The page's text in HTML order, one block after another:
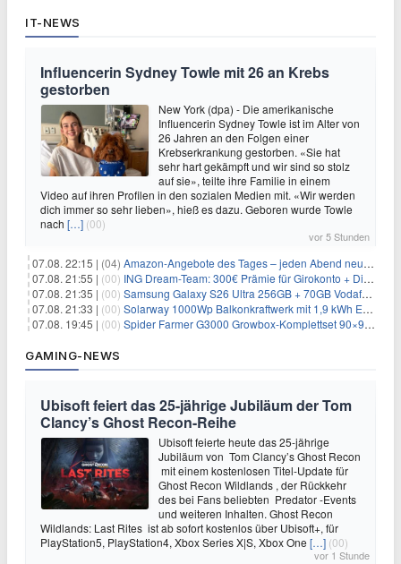
IT-NEWS
Influencerin Sydney Towle mit 26 an Krebs
gestorben
New York (dpa) - Die amerikanische
Influencerin Sydney Towle ist im Alter von
26 Jahren an den Folgen einer
Krebserkrankung gestorben. «Sie hat
sehr hart gekämpft und wir sind so stolz
auf sie», teilte ihre Familie in einem
Video auf ihren Profilen in den sozialen Medien mit. «Wir werden
dich immer so sehr lieben», hieß es dazu. Geboren wurde Towle
nach […] (00)
vor 5 Stunden
07.08. 22:15 | (04) Amazon-Angebote des Tages – jeden Abend neue Deals zum Stöbern
07.08. 21:55 | (00) ING Dream-Team: 300€ Prämie für Girokonto + Direkt-Depot
07.08. 21:35 | (00) Samsung Galaxy S26 Ultra 256GB + 70GB Vodafone-Netz für 34,99€/Monat (effektiv 4,74€/Monat)
07.08. 21:33 | (00) Solarway 1000Wp Balkonkraftwerk mit 1,9 kWh EcoFlow-Speicher für 719€ + 30€ Filial-Gutschein
07.08. 19:45 | (00) Spider Farmer G3000 Growbox-Komplettset 90×90×180 cm für 379,99€
GAMING-NEWS
Ubisoft feiert das 25-jährige Jubiläum der Tom
Clancy’s Ghost Recon-Reihe
Ubisoft feierte heute das 25-jährige
Jubiläum von Tom Clancy’s Ghost Recon
mit einem kostenlosen Titel-Update für
Ghost Recon Wildlands , der Rückkehr
des bei Fans beliebten Predator -Events
und weiteren Inhalten. Ghost Recon
Wildlands: Last Rites ist ab sofort kostenlos über Ubisoft+, für
PlayStation5, PlayStation4, Xbox Series X|S, Xbox One […] (00)
vor 1 Stunde